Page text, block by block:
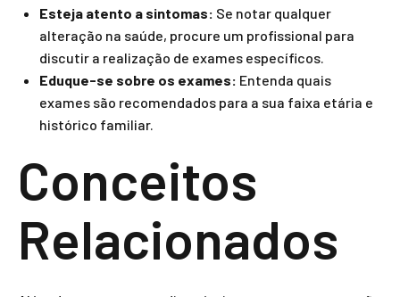
Esteja atento a sintomas: Se notar qualquer
alteração na saúde, procure um profissional para
discutir a realização de exames específicos.
Eduque-se sobre os exames: Entenda quais
exames são recomendados para a sua faixa etária e
histórico familiar.
Conceitos
Relacionados